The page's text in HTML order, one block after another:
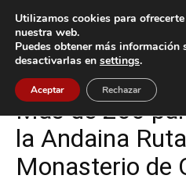
Inicio Cultura / Ocio
Cultura / Ocio Oia
Más de 200
la Andaina
Monasterio de
Utilizamos cookies para
nuestra web.
Puedes obtener más
desactivarlas en settings.
Aceptar Rechazar